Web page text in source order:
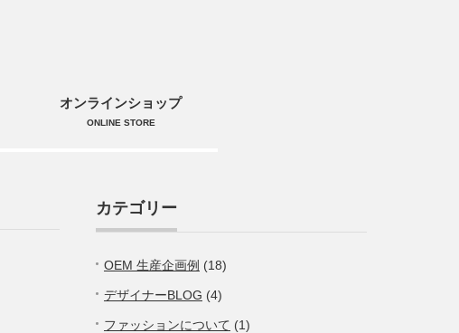
オンラインショップ
ONLINE STORE
カテゴリー
OEM 生産企画例 (18)
デザイナーBLOG (4)
ファッションについて (1)